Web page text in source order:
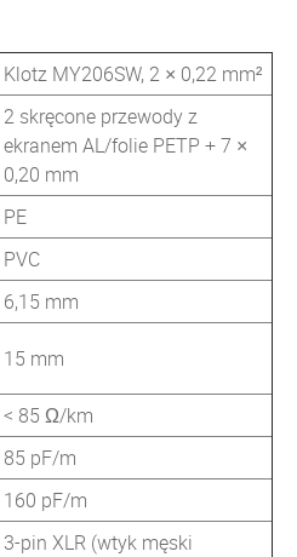
Klotz MY206SW, 2 × 0,22 mm²
2 skręcone przewody z
ekranem AL/folie PETP + 7 ×
0,20 mm
PE
PVC
6,15 mm
15 mm
< 85 Ω/km
85 pF/m
160 pF/m
3-pin XLR (wtyk męski